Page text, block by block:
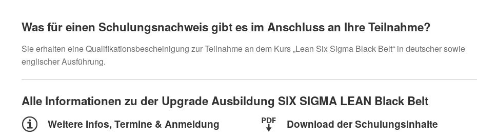
Was für einen Schulungsnachweis gibt es im Anschluss an Ihre Teilnahme?
Sie erhalten eine Qualifikationsbescheinigung zur Teilnahme an dem Kurs „Lean Six Sigma Black Belt“ in deutscher sowie
englischer Ausführung.
Alle Informationen zu der Upgrade Ausbildung SIX SIGMA LEAN Black Belt
Weitere Infos, Termine & Anmeldung Download der Schulungsinhalte